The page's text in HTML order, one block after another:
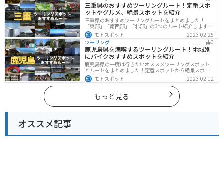
三重県のおすすめツーリングルート！定番スポ
ットやグルメ、絶景スポットを紹介
三重県のおすすめツーリングルートをまとめました！
「東部」「南西部」「北部」の3つのルート紹介します。
標高の高いスカイラインからリアス式海岸まであるの
で、飽きることなくツーリングを堪能できます。バイク
で三重県にツーリングに行く際は参考にしてください。
モトスポット
2023-02-25
ツーリング
0
鹿児島県を満喫するツーリングルート！地域別
にバイクおすすめスポットを紹介
鹿児島県の一度は行きたいオススメツーリングスポット
とルートをまとめました！定番スポットから絶景スポッ
ト、温泉、山、海、グルメなど様々なジャンルで楽しめ
ます。バイクで鹿児島ツーリングに行こうと思っている
人は、参考にしてください。
モトスポット 2023-02-12
もっと見る
オススメ記事